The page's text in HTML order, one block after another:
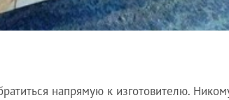
напрямую к изготовителю.